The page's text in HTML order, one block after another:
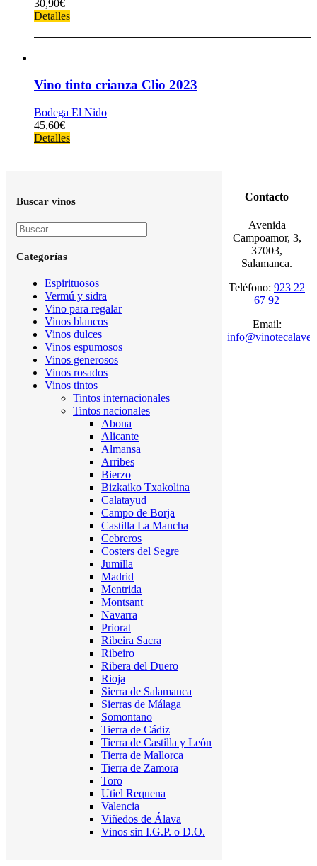
30,90€
Detalles
Vino tinto crianza Clio 2023
Bodega El Nido
45,60€
Detalles
Buscar vinos
Categorías
Espirituosos
Vermú y sidra
Vino para regalar
Vinos blancos
Vinos dulces
Vinos espumosos
Vinos generosos
Vinos rosados
Vinos tintos
Tintos internacionales
Tintos nacionales
Abona
Alicante
Almansa
Arribes
Bierzo
Bizkaiko Txakolina
Calatayud
Campo de Borja
Castilla La Mancha
Cebreros
Costers del Segre
Jumilla
Madrid
Mentrida
Montsant
Navarra
Priorat
Ribeira Sacra
Ribeiro
Ribera del Duero
Rioja
Sierra de Salamanca
Sierras de Málaga
Somontano
Tierra de Cádiz
Tierra de Castilla y León
Tierra de Mallorca
Tierra de Zamora
Toro
Utiel Requena
Valencia
Viñedos de Álava
Vinos sin I.G.P. o D.O.
Contacto
Avenida
Campoamor, 3,
37003,
Salamanca.
Teléfono: 923 22
67 92
Email: